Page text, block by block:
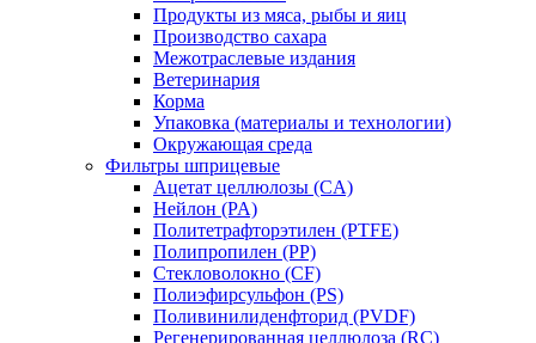
Продукты из мяса, рыбы и яиц
Производство сахара
Межотраслевые издания
Ветеринария
Корма
Упаковка (материалы и технологии)
Окружающая среда
Фильтры шприцевые
Ацетат целлюлозы (CA)
Нейлон (PA)
Политетрафторэтилен (PTFE)
Полипропилен (PP)
Стекловолокно (CF)
Полиэфирсульфон (PS)
Поливинилиденфторид (PVDF)
Регенерированная целлюлоза (RC)